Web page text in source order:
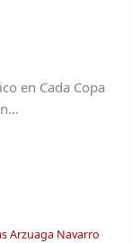
en Cada Copa
Arzuaga Navarro